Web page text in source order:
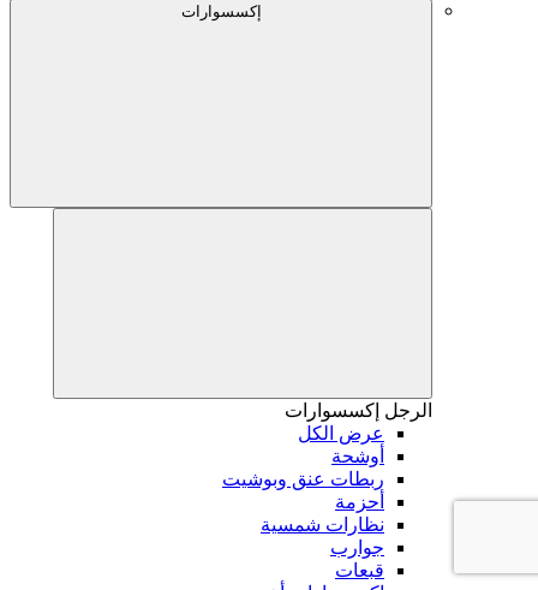
إكسسوارات
الرجل إكسسوارات
عرض الكل
أوشحة
ربطات عنق وبوشيت
أحزمة
نظارات شمسية
جوارب
قبعات